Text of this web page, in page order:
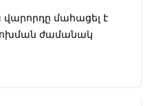
վարորդը մահացել է
ժամանակ